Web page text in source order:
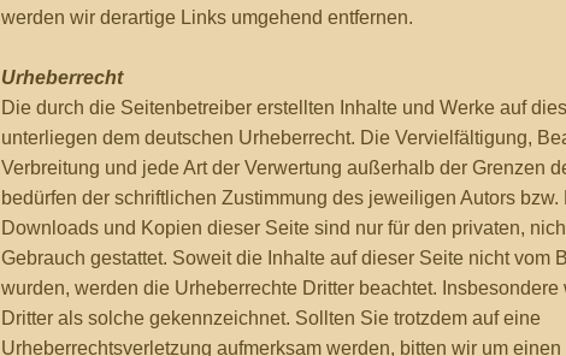
werden wir derartige Links umgehend entfernen.
Urheberrecht
Die durch die Seitenbetreiber erstellten Inhalte und Werke auf
unterliegen dem deutschen Urheberrecht. Die Vervielfältigung,
Verbreitung und jede Art der Verwertung außerhalb der Grenzen
bedürfen der schriftlichen Zustimmung des jeweiligen Autors bzw.
Downloads und Kopien dieser Seite sind nur für den privaten,
Gebrauch gestattet. Soweit die Inhalte auf dieser Seite nicht vom
wurden, werden die Urheberrechte Dritter beachtet. Insbesondere
Dritter als solche gekennzeichnet. Sollten Sie trotzdem auf eine
Urheberrechtsverletzung aufmerksam werden, bitten wir um